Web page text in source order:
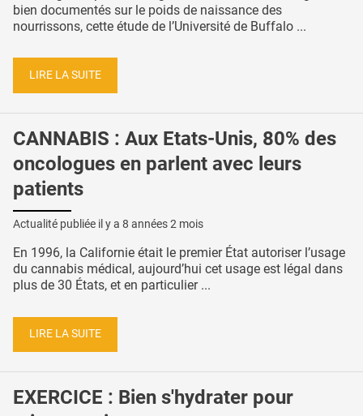
bien documentés sur le poids de naissance des
nourrissons, cette étude de l’Université de Buffalo ...
LIRE LA SUITE
CANNABIS : Aux Etats-Unis, 80% des
oncologues en parlent avec leurs
patients
Actualité publiée il y a 8 années 2 mois
En 1996, la Californie était le premier État autoriser l’usage
du cannabis médical, aujourd’hui cet usage est légal dans
plus de 30 États, et en particulier ...
LIRE LA SUITE
EXERCICE : Bien s'hydrater pour